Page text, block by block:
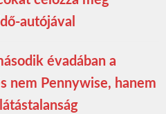
autójával
évadában a
nem Pennywise, hanem